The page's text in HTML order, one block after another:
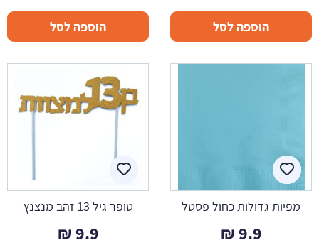
הוספה לסל הוספה לסל
מפיות גדולות כחול פסטל
9.9
₪
טופר גיל 13 זהב מנצנץ
9.9
₪